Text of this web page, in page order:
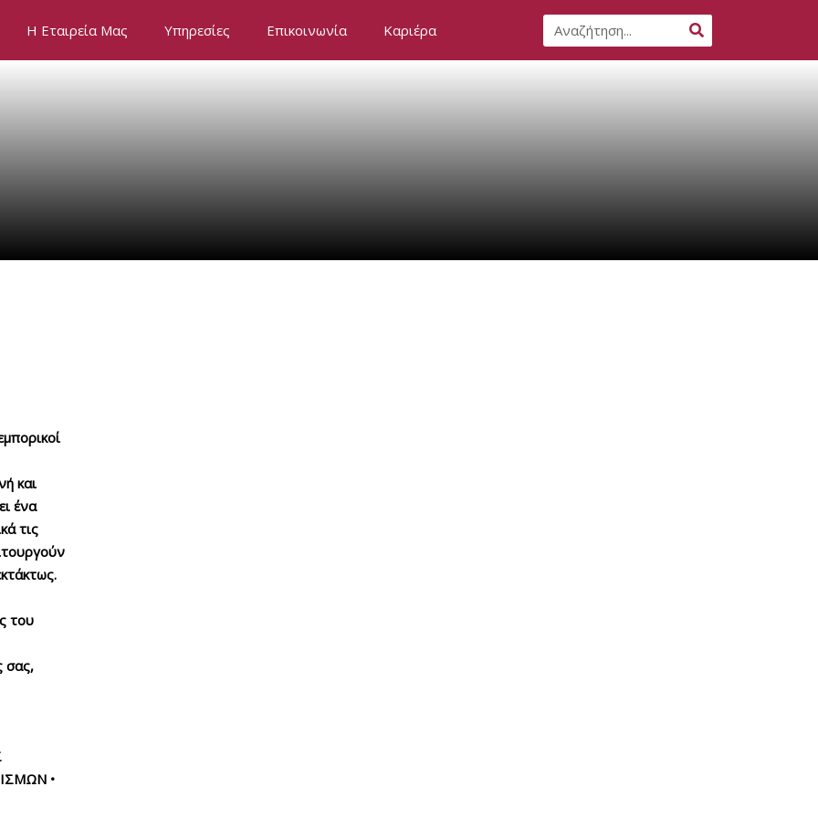
Η Εταιρεία Μας Υπηρεσίες Επικοινωνία Καριέρα
Search
και
ένα
τις
του
σας,
•